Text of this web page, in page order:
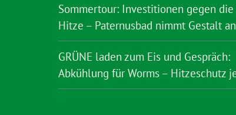
Sommertour: Investitionen gegen die
Hitze – Paternusbad nimmt Gestalt an
GRÜNE laden zum Eis und Gespräch:
Abkühlung für Worms – Hitzeschutz